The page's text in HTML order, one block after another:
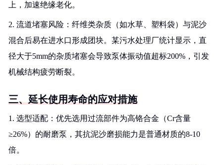
上，加速绝缘老化。
2. 流道堵塞风险：纤维类杂质（如水草、塑料袋）与泥沙
混合后易在进水口形成团块。某污水处理厂统计显示，直
径大于5mm的杂质堵塞会导致泵体振动值超标200%，引发
机械结构疲劳断裂。
三、延长使用寿命的应对措施
1. 选型适配：优先选用过流部件为高铬合金（Cr含量
≥26%）的耐磨泵，其抗泥沙磨损能力是普通材质的8-10
倍。